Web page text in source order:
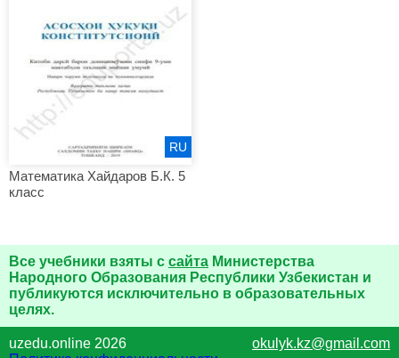
Математика Хайдаров Б.К. 5
класс
RU
Все учебники взяты с сайта Министерства
Народного Образования Республики Узбекистан и
публикуются исключительно в образовательных
целях.
uzedu.online 2026
okulyk.kz@gmail.com